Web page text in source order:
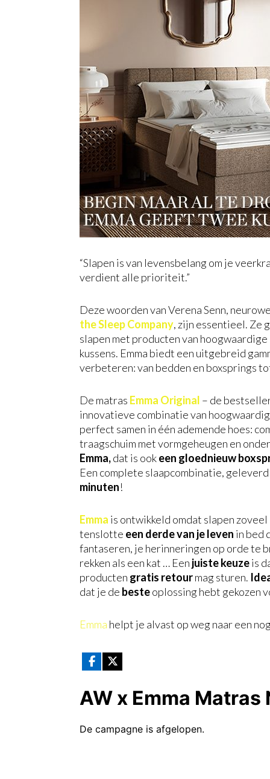
“Slapen is van levensbelang om je
verdient alle prioriteit.”
Deze woorden van Verena Senn,
the Sleep Company, zijn essentieel. Ze
slapen met producten van
kussens. Emma biedt een uitgebreid
verbeteren: van bedden en boxsprings
De matras Emma Original – de
innovatieve combinatie van
perfect samen in één ademende hoes:
traagschuim met vormgeheugen en
Emma,dat is ookeen gloednieuw
Een complete slaapcombinatie,
minuten!
Emma is ontwikkeld omdat slapen
tenslotte een derde van je leven in bed
fantaseren, je herinneringen op orde te
rekken als een kat … Een juiste keuzeis
producten gratis retourmag sturen.
dat je de besteoplossing hebt gekozen
Emma helpt je alvast op weg naar een